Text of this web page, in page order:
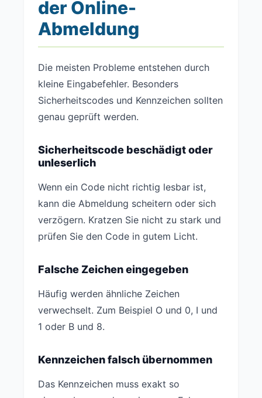
der Online-
Abmeldung
Die meisten Probleme entstehen durch
kleine Eingabefehler. Besonders
Sicherheitscodes und Kennzeichen sollten
genau geprüft werden.
Sicherheitscode beschädigt oder
unleserlich
Wenn ein Code nicht richtig lesbar ist,
kann die Abmeldung scheitern oder sich
verzögern. Kratzen Sie nicht zu stark und
prüfen Sie den Code in gutem Licht.
Falsche Zeichen eingegeben
Häufig werden ähnliche Zeichen
verwechselt. Zum Beispiel O und 0, I und
1 oder B und 8.
Kennzeichen falsch übernommen
Das Kennzeichen muss exakt so